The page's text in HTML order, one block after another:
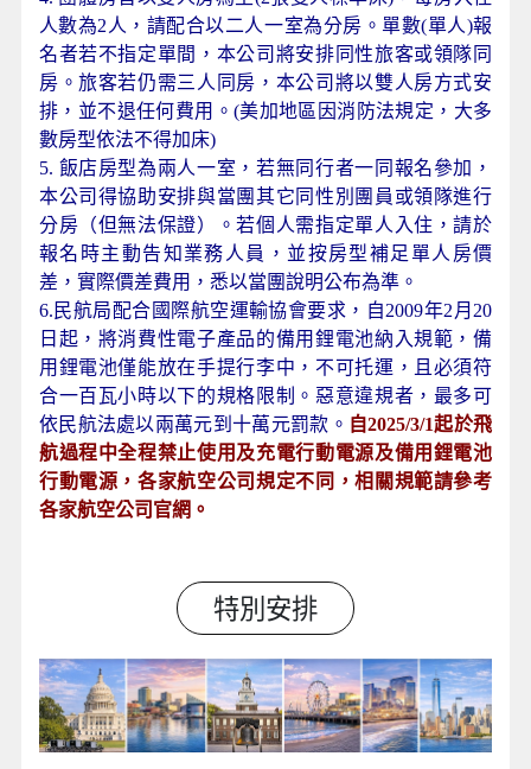
人數為2人，請配合以二人一室為分房。單數(單人)報
名者若不指定單間，本公司將安排同性旅客或領隊同
房。旅客若仍需三人同房，本公司將以雙人房方式安
排，並不退任何費用。(美加地區因消防法規定，大多
數房型依法不得加床)
5. 飯店房型為兩人一室，若無同行者一同報名參加，
本公司得協助安排與當團其它同性別團員或領隊進行
分房（但無法保證）。若個人需指定單人入住，請於
報名時主動告知業務人員，並按房型補足單人房價
差，實際價差費用，悉以當團說明公布為準。
6.民航局配合國際航空運輸協會要求，自2009年2月20
日起，將消費性電子產品的備用鋰電池納入規範，備
用鋰電池僅能放在手提行李中，不可托運，且必須符
合一百瓦小時以下的規格限制。惡意違規者，最多可
依民航法處以兩萬元到十萬元罰款。 自2025/3/1起於飛
航過程中全程禁止使用及充電行動電源及備用鋰電池
行動電源，各家航空公司規定不同，相關規範請參考
各家航空公司官網。
特別安排